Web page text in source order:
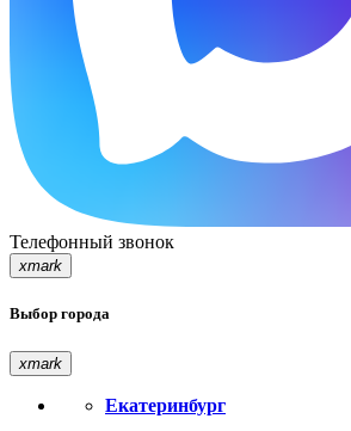
Телефонный звонок
xmark
Выбор города
xmark
Екатеринбург